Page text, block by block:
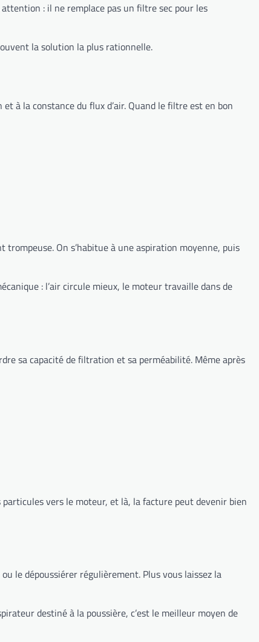
: il ne remplace pas un filtre sec pour les
la solution la plus rationnelle.
à la constance du flux d’air. Quand le filtre est en bon
trompeuse. On s’habitue à une aspiration moyenne, puis
: l’air circule mieux, le moteur travaille dans de
sa capacité de filtration et sa perméabilité. Même après
vers le moteur, et là, la facture peut devenir bien
le dépoussiérer régulièrement. Plus vous laissez la
destiné à la poussière, c’est le meilleur moyen de